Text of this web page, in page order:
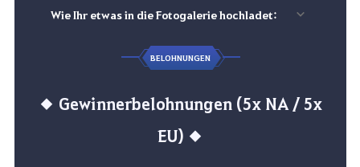
Wie Ihr etwas in die Fotogalerie hochladet:
BELOHNUNGEN
◆ Gewinnerbelohnungen (5x NA / 5x
EU) ◆